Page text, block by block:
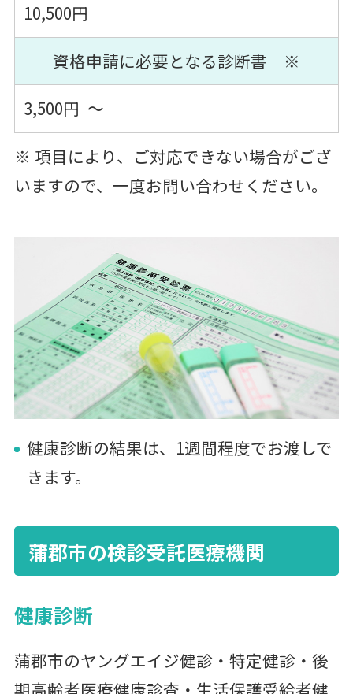
10,500円
資格申請に必要となる診断書 ※
3,500円 ～
※ 項目により、ご対応できない場合がござ
いますので、一度お問い合わせください。
健康診断の結果は、1週間程度でお渡しで
きます。
蒲郡市の検診受託医療機関
健康診断
蒲郡市のヤングエイジ健診・特定健診・後